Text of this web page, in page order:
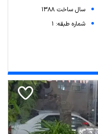
سال ساخت 1388
شماره طبقه: 1